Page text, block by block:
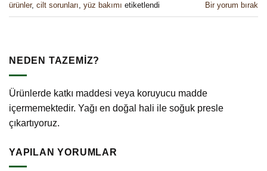
ürünler, cilt sorunları, yüz bakımı etiketlendi Bir yorum bırak
NEDEN TAZEMİZ?
Ürünlerde katkı maddesi veya koruyucu madde
içermemektedir. Yağı en doğal hali ile soğuk presle
çıkartıyoruz.
YAPILAN YORUMLAR